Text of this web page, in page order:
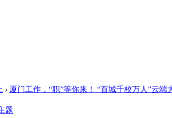
› 厦门工作，“职”等你来！ “百城千校万人”云端